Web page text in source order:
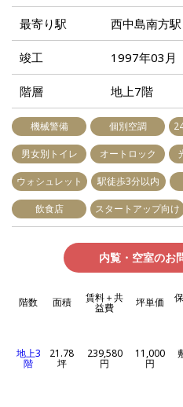
最寄り駅 西中島南方
竣工 1997年03月
階層 地上7階
機械警備 個別空調
男女別トイレ オートロック
ウォシュレット 駅徒歩3分以内
飲食店 スタートアップ向け
内覧・空室のお
階数 面積 賃料＋共
益費 坪単価
地上3
階
21.78
坪
239,580
円
11,000
円